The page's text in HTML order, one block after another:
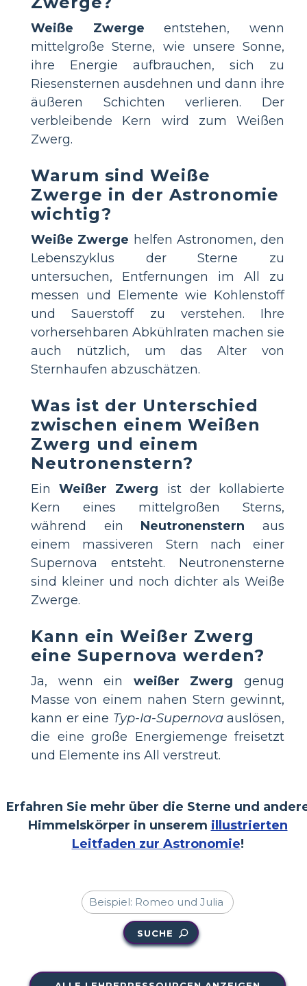
Weiße Zwerge entstehen, wenn
mittelgroße Sterne, wie unsere Sonne,
ihre Energie aufbrauchen, sich zu
Riesensternen ausdehnen und dann ihre
äußeren Schichten verlieren. Der
verbleibende Kern wird zum Weißen
Zwerg.
Warum sind Weiße
Zwerge in der Astronomie
wichtig?
Weiße Zwerge helfen Astronomen, den
Lebenszyklus der Sterne zu
untersuchen, Entfernungen im All zu
messen und Elemente wie Kohlenstoff
und Sauerstoff zu verstehen. Ihre
vorhersehbaren Abkühlraten machen sie
auch nützlich, um das Alter von
Sternhaufen abzuschätzen.
Was ist der Unterschied
zwischen einem Weißen
Zwerg und einem
Neutronenstern?
EinWeißer Zwerg ist der kollabierte
Kern eines mittelgroßen Sterns,
während ein Neutronenstern aus
einem massiveren Stern nach einer
Supernova entsteht. Neutronensterne
sind kleiner und noch dichter als Weiße
Zwerge.
Kann ein Weißer Zwerg
eine Supernova werden?
Ja, wenn ein weißer Zwerg genug
Masse von einem nahen Stern gewinnt,
kann er eine Typ-Ia-Supernovaauslösen,
die eine große Energiemenge freisetzt
und Elemente ins All verstreut.
Erfahren Sie mehr über die Sterne und
Himmelskörper in unserem illustrierten
Leitfaden zur Astronomie!
SUCHE